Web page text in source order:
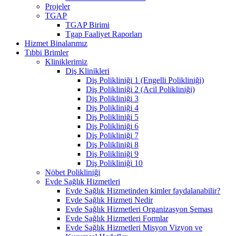
Projeler
TGAP
TGAP Birimi
Tgap Faaliyet Raporları
Hizmet Binalarımız
Tıbbi Brimler
Kliniklerimiz
Diş Klinikleri
Diş Polikliniği 1 (Engelli Polikliniği)
Diş Polikliniği 2 (Acil Polikliniği)
Diş Polikliniği 3
Diş Polikliniği 4
Diş Polikliniği 5
Diş Polikliniği 6
Diş Polikliniği 7
Diş Polikliniği 8
Diş Polikliniği 9
Diş Polikliniği 10
Nöbet Polikliniği
Evde Sağlık Hizmetleri
Evde Sağlık Hizmetinden kimler faydalanabilir?
Evde Sağlık Hizmeti Nedir
Evde Sağlık Hizmetleri Organizasyon Şeması
Evde Sağlık Hizmetleri Formlar
Evde Sağlık Hizmetleri Misyon Vizyon ve